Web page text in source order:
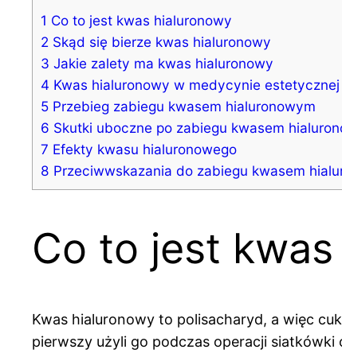
1 Co to jest kwas hialuronowy
2 Skąd się bierze kwas hialuronowy
3 Jakie zalety ma kwas hialuronowy
4 Kwas hialuronowy w medycynie estetycznej
5 Przebieg zabiegu kwasem hialuronowym
6 Skutki uboczne po zabiegu kwasem
7 Efekty kwasu hialuronowego
8 Przeciwwskazania do zabiegu kwasem
Co to jest
Kwas hialuronowy to polisacharyd, a więc
pierwszy użyli go podczas operacji siatkówki